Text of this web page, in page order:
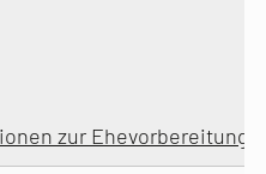
zur Ehevorbereitung